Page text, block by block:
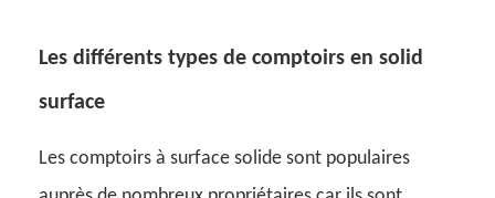
Les différents types de comptoirs en solid
surface
Les comptoirs à surface solide sont populaires